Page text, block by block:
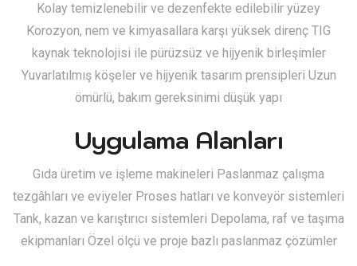
Kolay temizlenebilir ve dezenfekte edilebilir yüzey
Korozyon, nem ve kimyasallara karşı yüksek direnç TIG
kaynak teknolojisi ile pürüzsüz ve hijyenik birleşimler
Yuvarlatılmış köşeler ve hijyenik tasarım prensipleri Uzun
ömürlü, bakım gereksinimi düşük yapı
Uygulama Alanları
Gıda üretim ve işleme makineleri Paslanmaz çalışma
tezgâhları ve eviyeler Proses hatları ve konveyör sistemleri
Tank, kazan ve karıştırıcı sistemleri Depolama, raf ve taşıma
ekipmanları Özel ölçü ve proje bazlı paslanmaz çözümler